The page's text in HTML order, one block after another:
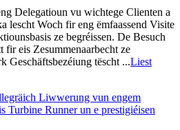
Delegatioun vu wichtege Clienten a
lescht Woch fir eng ëmfaassend Visite
ze begréissen. De Besuch
fir eis Zesummenaarbecht ze
Geschäftsbezéiung tëscht ...Liest
Liwwerung vun engem
Turbine Runner un e prestigiéisen